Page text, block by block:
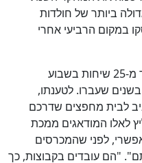
ביותר של חולדות
במקום הרביעי אחרי
מקבלת יותר מ-25 שיחות בשבוע
בשנים שעברו. לטענתו,
לבית מחפצים שדרכם
לאלו המודאגים ממכת
לפני שהמכרסים
"הם עובדים בקבוצות, כך